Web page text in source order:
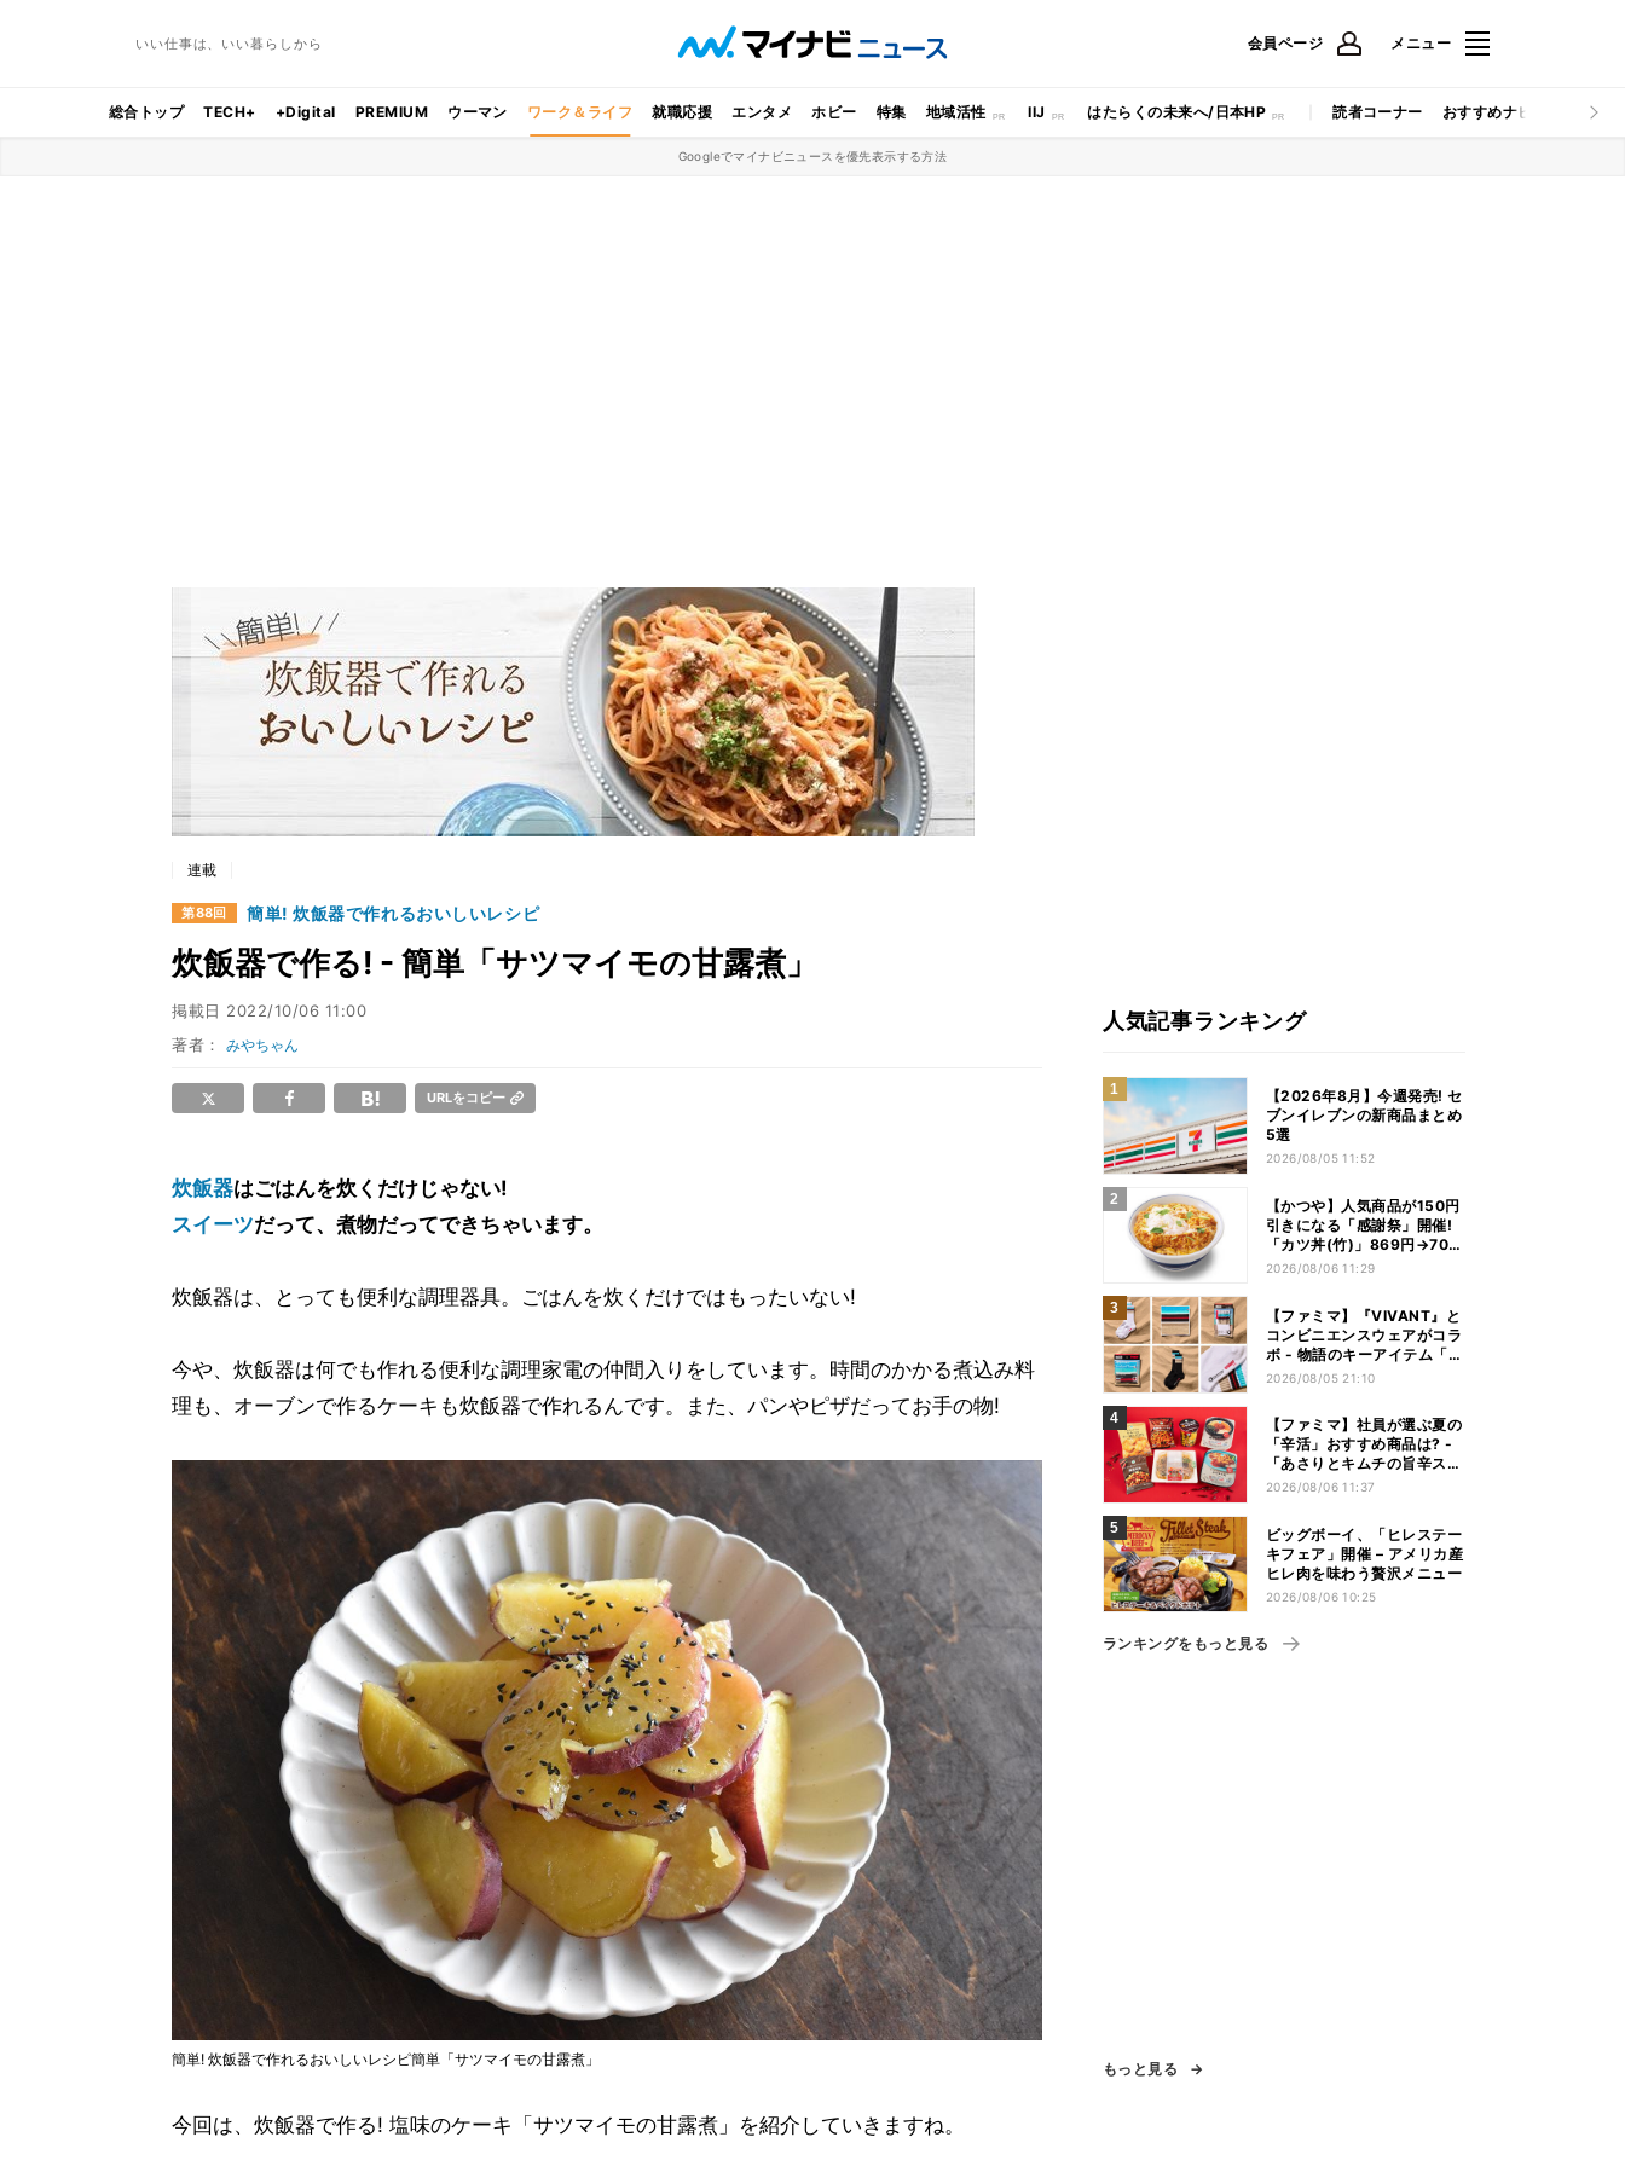
いい仕事は、いい暮らしから 会員ページ メニュー
総合トップ TECH+ +Digital PREMIUM ウーマン ワーク＆ライフ 就職応援 エンタメ ホビー 特集 地域活性 IIJ はたらくの未来へ/日本HP 読者コーナー おすすめナビ マイナビ
Googleでマイナビニュースを優先表示する方法
連載
第88回 簡単! 炊飯器で作れるおいしいレシピ
炊飯器で作る! - 簡単「サツマイモの甘露煮」
掲載日 2022/10/06 11:00
著者：みやちゃん
URLをコピー
炊飯器はごはんを炊くだけじゃない!
スイーツだって、煮物だってできちゃいます。
炊飯器は、とっても便利な調理器具。ごはんを炊くだけではもったいない!
今や、炊飯器は何でも作れる便利な調理家電の仲間入りをしています。時間のかかる煮込み料
理も、オーブンで作るケーキも炊飯器で作れるんです。また、パンやピザだってお手の物!
簡単! 炊飯器で作れるおいしいレシピ簡単「サツマイモの甘露煮」
今回は、炊飯器で作る! 塩味のケーキ「サツマイモの甘露煮」を紹介していきますね。
人気記事ランキング
【2026年8月】今週発売! セ
ブンイレブンの新商品まとめ
5選
2026/08/05 11:52
【かつや】人気商品が150円
引きになる「感謝祭」開催!
「カツ丼(竹)」869円→704
円、「ロースカツ定食」913
2026/08/06 11:29
【ファミマ】『VIVANT』と
コンビニエンスウェアがコラ
ボ - 物語のキーアイテム「別
班饅頭」も発売
2026/08/05 21:10
【ファミマ】社員が選ぶ夏の
「辛活」おすすめ商品は? -
「あさりとキムチの旨辛スン
ドゥブチゲ」「鬼金棒監修
ムチキン」など
2026/08/06 11:37
ビッグボーイ、「ヒレステー
キフェア」開催 – アメリカ産
ヒレ肉を味わう贅沢メニュー
2026/08/06 10:25
ランキングをもっと見る
もっと見る